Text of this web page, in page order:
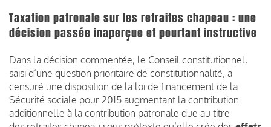
Taxation patronale sur les retraites chapeau : une
décision passée inaperçue et pourtant instructive
Dans la décision commentée, le Conseil constitutionnel,
saisi d’une question prioritaire de constitutionnalité, a
censuré une disposition de la loi de financement de la
Sécurité sociale pour 2015 augmentant la contribution
additionnelle à la contribution patronale due au titre